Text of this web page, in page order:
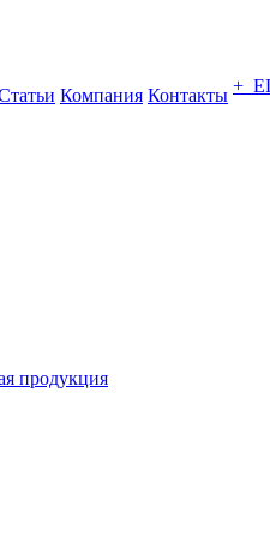
Компания Контакты +
продукция